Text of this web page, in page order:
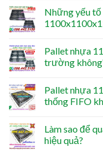
Những yếu
Pallet nhựa
trường
Pallet nhựa
thống FIFO
Làm sao để
hiệu quả?